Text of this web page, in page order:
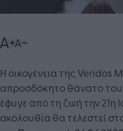
Η οικογένεια της Veridos
απροσδόκητο θάνατο
έφυγε από τη ζωή την 21η
ακολουθία θα τελεστεί